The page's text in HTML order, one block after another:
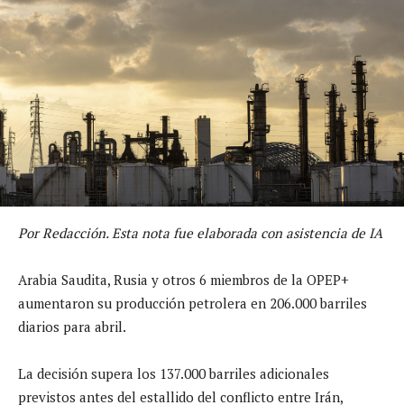
Por Redacción. Esta nota fue elaborada con asistencia de IA
Arabia Saudita, Rusia y otros 6 miembros de la OPEP+
aumentaron su producción petrolera en 206.000 barriles
diarios para abril.
La decisión supera los 137.000 barriles adicionales
previstos antes del estallido del conflicto entre Irán,